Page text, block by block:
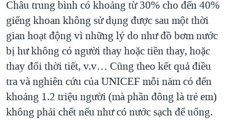
Châu trung bình có khoảng từ 30% cho đến 40%
giếng khoan không sử dụng được sau một thời
gian hoạt động vì những lý do như đồ bơm nước
bị hư không có người thay hoặc tiền thay, hoặc
thay đổi thời tiết, v.v… Cũng theo kết quả điều
tra và nghiên cứu của UNICEF mỗi năm có đến
khoảng 1.2 triệu người (mà phần đông là trẻ em)
không phải chết nếu như có nước sạch để uống.